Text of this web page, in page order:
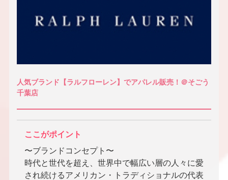
人気ブランド【ラルフローレン】でアパレル販売！＠そごう
千葉店
ここがポイント
〜ブランドコンセプト〜
時代と世代を超え、世界中で幅広い層の人々に愛
され続けるアメリカン・トラディショナルの代表